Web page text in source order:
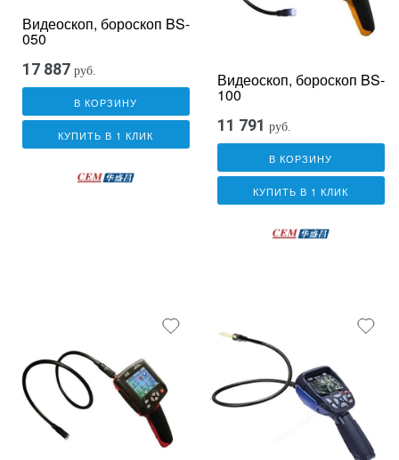
Видеоскоп, бороскоп BS-
050
17 887 руб.
В КОРЗИНУ
КУПИТЬ В 1 КЛИК
Видеоскоп, бороскоп BS-
100
11 791 руб.
В КОРЗИНУ
КУПИТЬ В 1 КЛИК